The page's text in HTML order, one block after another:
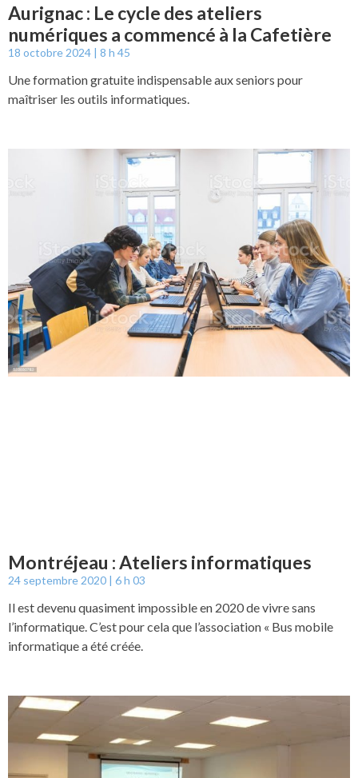
Aurignac : Le cycle des ateliers
numériques a commencé à la Cafetière
18 octobre 2024 8 h 45
Une formation gratuite indispensable aux seniors pour
maîtriser les outils informatiques.
Montréjeau : Ateliers informatiques
24 septembre 2020 6 h 03
Il est devenu quasiment impossible en 2020 de vivre sans
l’informatique. C’est pour cela que l’association « Bus mobile
informatique a été créée.